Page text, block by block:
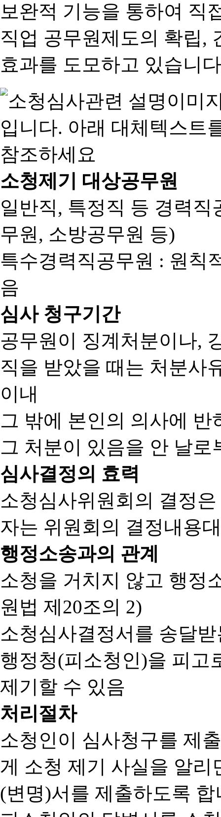
보완적 기능을 통하여 직
직업 공무원제도의 확립,
효과를 도모하고 있습니
소청제기 대상공무원
일반직, 특정직 등 경력
무원, 소방공무원 등)
특수경력직공무원 : 원칙
음
심사 청구기간
공무원이 징계처분이나,
직을 받았을 때는 처분사
이내
그 밖에 본인의 의사에
그 처분이 있음을 안 날로
심사결정의 효력
소청심사위원회의 결정
자는 위원회의 결정내용
행정소송과의 관계
소청을 거치지 않고 행정
원법 제20조의 2)
소청심사결정서를 송달
행정청(피소청인)을 피고
제기할 수 있음
처리절차
소청인이 심사청구를 제
게 소청 제기 사실을 알
(변명)서를 제출하도록 합